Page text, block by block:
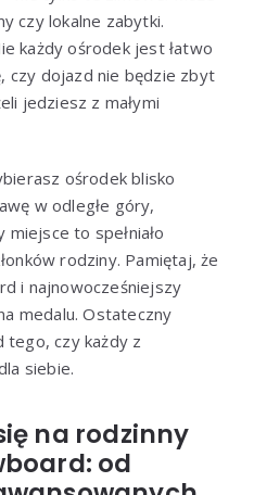
czy lokalne zabytki.
każdy ośrodek jest łatwo
czy dojazd nie będzie zbyt
jedziesz z małymi
ośrodek blisko
w odległe góry,
to spełniało
rodziny. Pamiętaj, że
i najnowocześniejszy
medalu. Ostateczny
tego, czy każdy z
siebie.
na rodzinny
od